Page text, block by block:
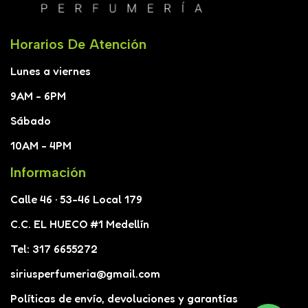
Horarios De Atención
Lunes a viernes
9AM - 6PM
Sábado
10AM - 4PM
Información
Calle 46 · 53-46 Local 179
C.C. EL HUECO #1 Medellín
Tel: 317 6655272
siriusperfumeria@gmail.com
Políticas de envío, devoluciones y garantías